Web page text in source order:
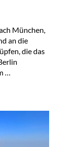
München,
an die
die das
…
26.Oktober 2023“